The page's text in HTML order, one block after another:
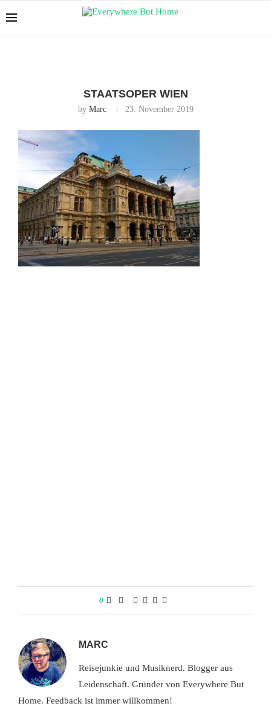
STAATSOPER WIEN
by Marc 23. November 2019
0
MARC
Reisejunkie und Musiknerd. Blogger aus
Leidenschaft. Gründer von Everywhere But
Home. Feedback ist immer willkommen!